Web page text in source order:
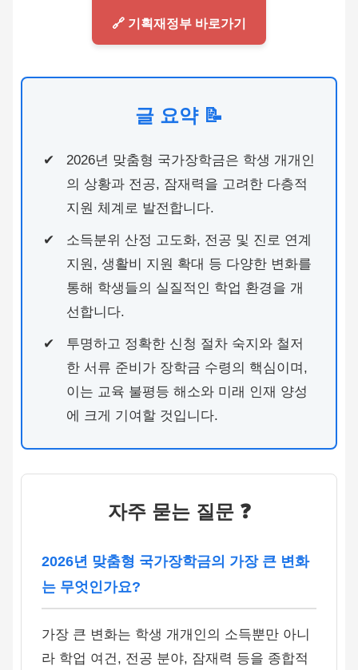
🔗 기획재정부 바로가기
글 요약 📝
2026년 맞춤형 국가장학금은 학생 개개인
의 상황과 전공, 잠재력을 고려한 다층적
지원 체계로 발전합니다.
소득분위 산정 고도화, 전공 및 진로 연계
지원, 생활비 지원 확대 등 다양한 변화를
통해 학생들의 실질적인 학업 환경을 개
선합니다.
투명하고 정확한 신청 절차 숙지와 철저
한 서류 준비가 장학금 수령의 핵심이며,
이는 교육 불평등 해소와 미래 인재 양성
에 크게 기여할 것입니다.
자주 묻는 질문 ❓
2026년 맞춤형 국가장학금의 가장 큰 변화
는 무엇인가요?
가장 큰 변화는 학생 개개인의 소득뿐만 아니
라 학업 여건, 전공 분야, 잠재력 등을 종합적